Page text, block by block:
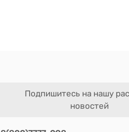
Подпишитесь на нашу
новостей